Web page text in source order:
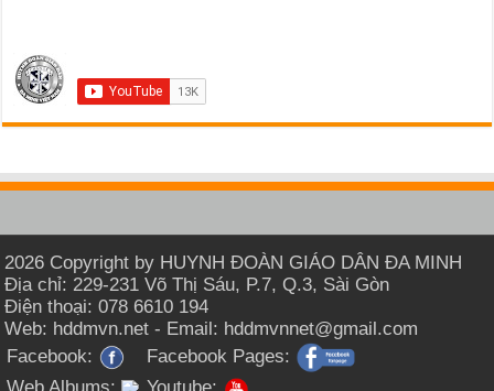
2026 Copyright by HUYNH ĐOÀN GIÁO DÂN ĐA MINH
Địa chỉ: 229-231 Võ Thị Sáu, P.7, Q.3, Sài Gòn
Điện thoại: 078 6610 194
Web: hddmvn.net - Email: hddmvnnet@gmail.com
Facebook:
Facebook Pages: